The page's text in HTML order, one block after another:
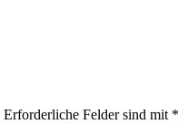
Erforderliche Felder sind mit *